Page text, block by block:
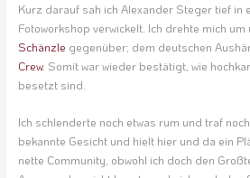
Kurz darauf sah ich Alexander Steger tief in
Fotoworkshop verwickelt. Ich drehte mich um
Schänzle gegenüber; dem deutschen
Crew. Somit war wieder bestätigt, wie
besetzt sind.
Ich schlenderte noch etwas rum und traf
bekannte Gesicht und hielt hier und da ein
nette Community, obwohl ich doch den